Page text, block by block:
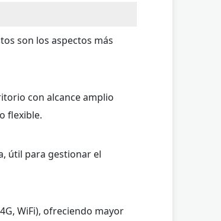
son los aspectos más
con alcance amplio
flexible.
útil para gestionar el
WiFi), ofreciendo mayor